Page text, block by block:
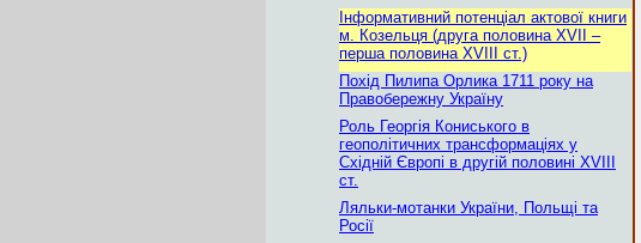
Інформативний потенціал актової книги
м. Козельця (друга половина XVII –
перша половина XVIII ст.)
Похід Пилипа Орлика 1711 року на
Правобережну Україну
Роль Георгія Кониського в
геополітичних трансформаціях у
Східній Європі в другій половині ХVIII
ст.
Ляльки-мотанки України, Польщі та
Росії